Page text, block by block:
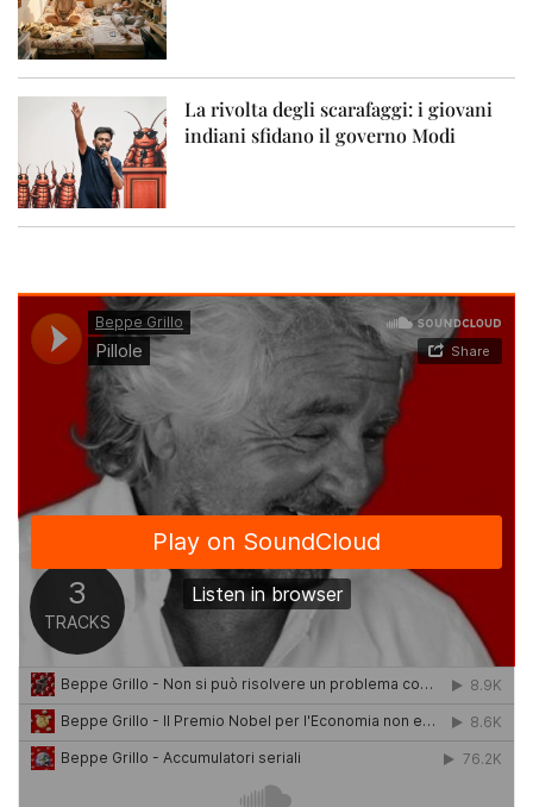
La rivolta degli scarafaggi: i giovani
indiani sfidano il governo Modi